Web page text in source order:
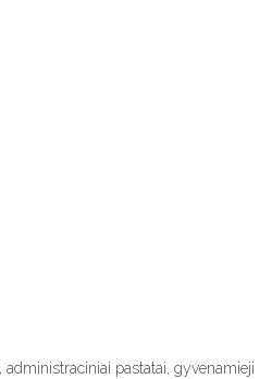
administraciniai pastatai, gyvenamieji